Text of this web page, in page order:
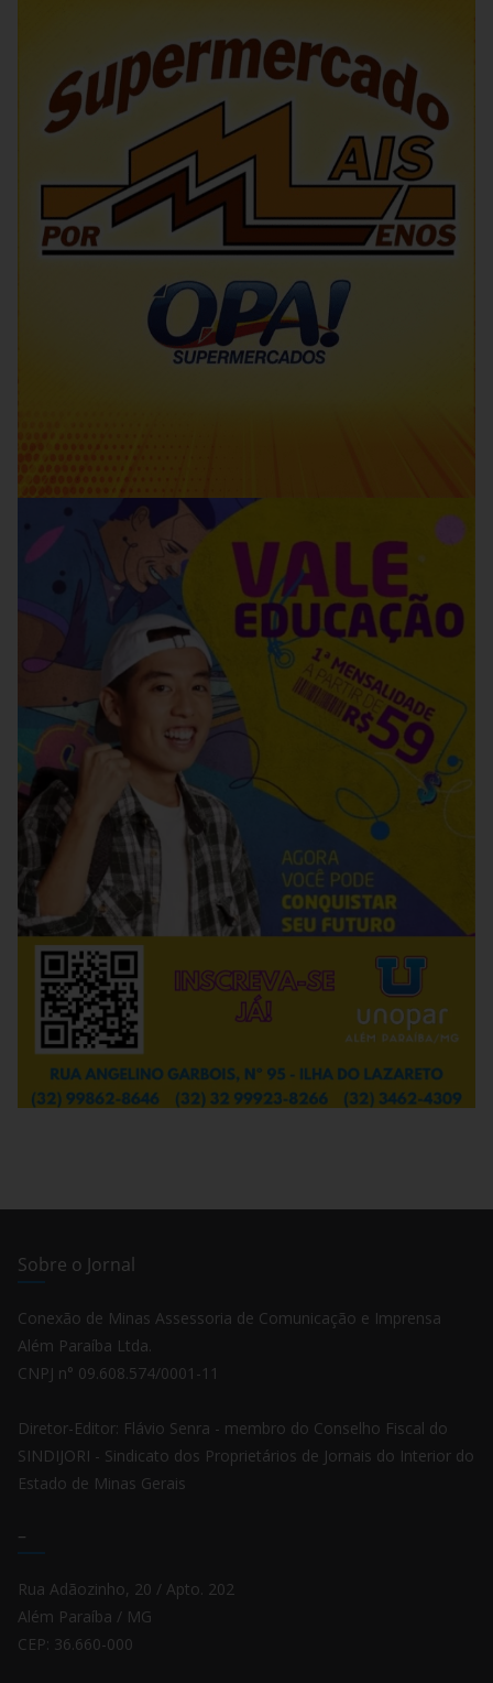
Sobre o Jornal
Conexão de Minas Assessoria de Comunicação e Imprensa
Além Paraíba Ltda.
CNPJ n° 09.608.574/0001-11
Diretor-Editor: Flávio Senra - membro do Conselho Fiscal do
SINDIJORI - Sindicato dos Proprietários de Jornais do Interior do
Estado de Minas Gerais
–
Rua Adãozinho, 20 / Apto. 202
Além Paraíba / MG
CEP: 36.660-000